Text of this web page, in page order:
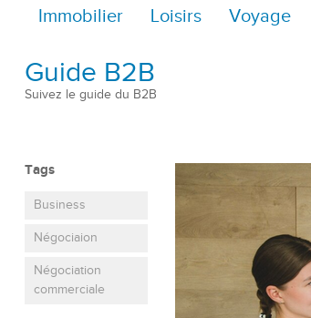
Immobilier
Loisirs Voyage
Guide B2B
Suivez le guide du B2B
Tags
Business
Négociaion
Négociation
commerciale